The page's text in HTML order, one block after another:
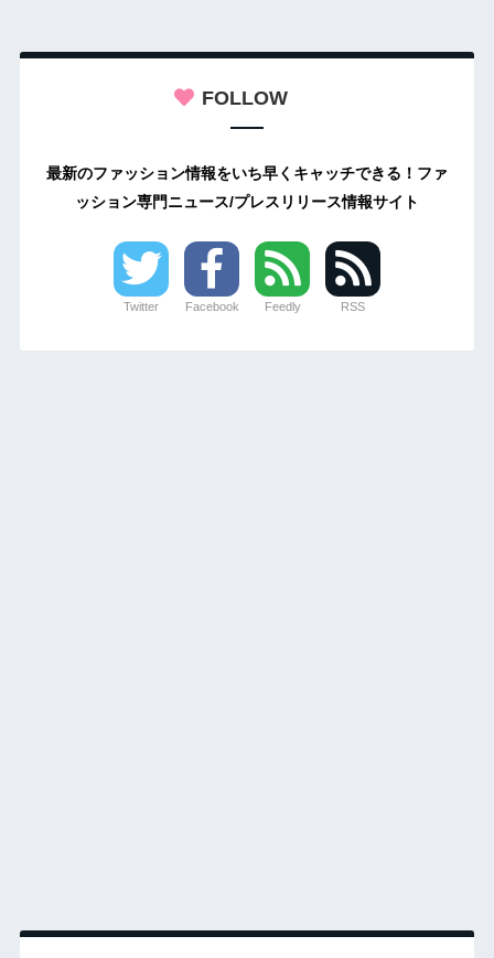
FOLLOW
最新のファッション情報をいち早くキャッチできる！ファ
ッション専門ニュース/プレスリリース情報サイト
Twitter Facebook Feedly RSS